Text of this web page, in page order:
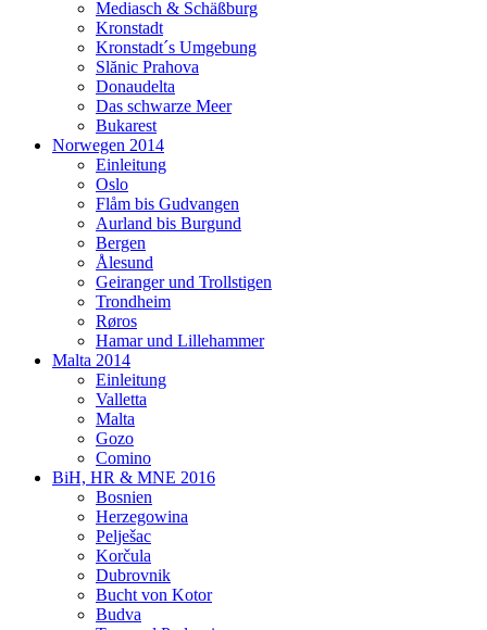
Mediasch & Schäßburg
Kronstadt
Kronstadt´s Umgebung
Slănic Prahova
Donaudelta
Das schwarze Meer
Bukarest
Norwegen 2014
Einleitung
Oslo
Flåm bis Gudvangen
Aurland bis Burgund
Bergen
Ålesund
Geiranger und Trollstigen
Trondheim
Røros
Hamar und Lillehammer
Malta 2014
Einleitung
Valletta
Malta
Gozo
Comino
BiH, HR & MNE 2016
Bosnien
Herzegowina
Pelješac
Korčula
Dubrovnik
Bucht von Kotor
Budva